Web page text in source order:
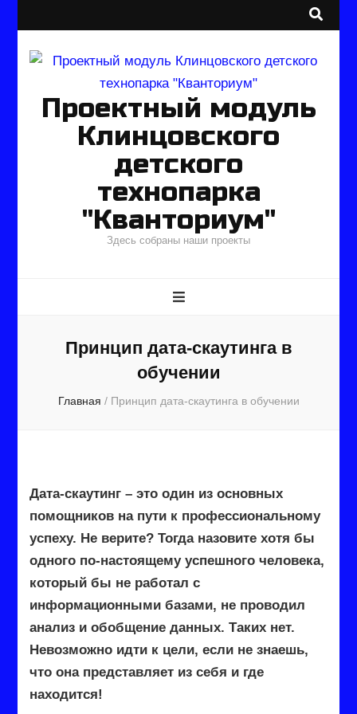
Проектный модуль
Клинцовского
детского
технопарка
"Кванториум"
Здесь собраны наши проекты
Принцип дата-скаутинга в
обучении
Главная / Принцип дата-скаутинга в обучении
Дата-скаутинг – это один из основных
помощников на пути к профессиональному
успеху. Не верите? Тогда назовите хотя бы
одного по-настоящему успешного человека,
который бы не работал с
информационными базами, не проводил
анализ и обобщение данных. Таких нет.
Невозможно идти к цели, если не знаешь,
что она представляет из себя и где
находится!